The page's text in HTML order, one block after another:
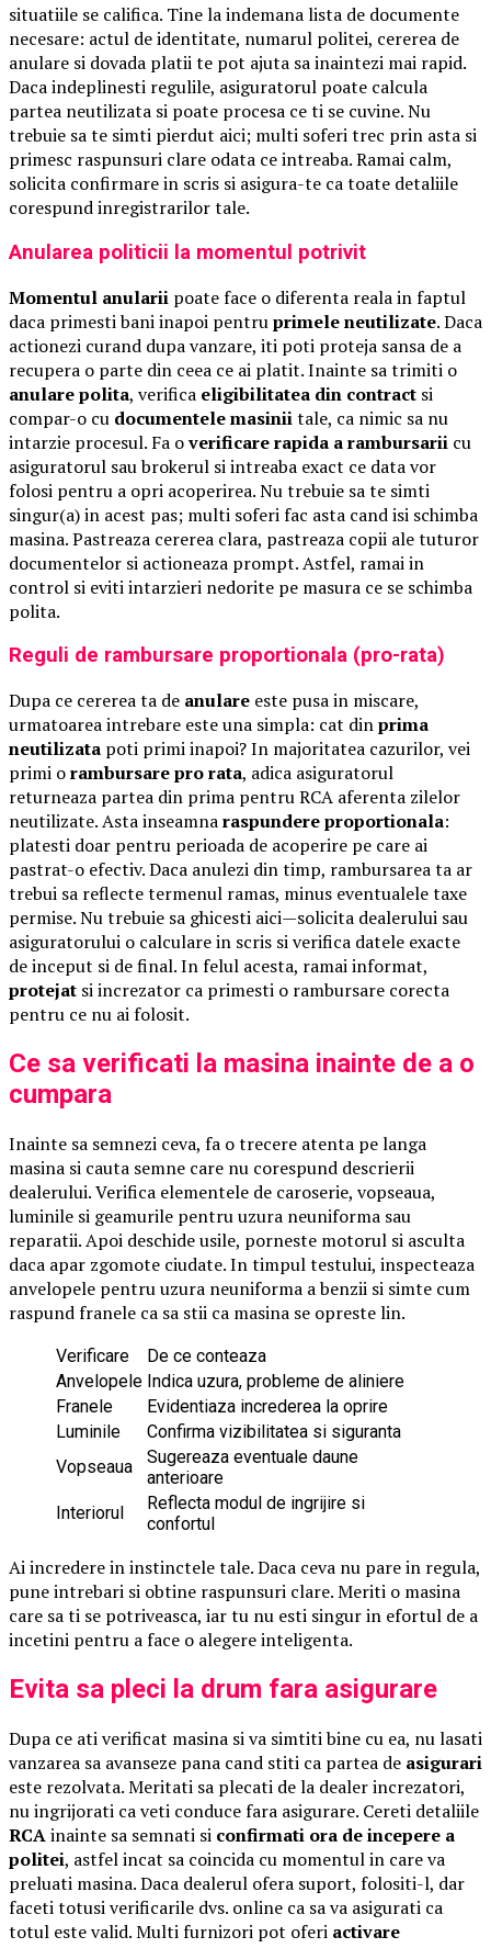
situatiile se califica. Tine la indemana lista de documente
necesare: actul de identitate, numarul politei, cererea de
anulare si dovada platii te pot ajuta sa inaintezi mai rapid.
Daca indeplinesti regulile, asiguratorul poate calcula
partea neutilizata si poate procesa ce ti se cuvine. Nu
trebuie sa te simti pierdut aici; multi soferi trec prin asta si
primesc raspunsuri clare odata ce intreaba. Ramai calm,
solicita confirmare in scris si asigura-te ca toate detaliile
corespund inregistrarilor tale.
Anularea politicii la momentul potrivit
Momentul anularii poate face o diferenta reala in faptul
daca primesti bani inapoi pentruprimele neutilizate. Daca
actionezi curand dupa vanzare, iti poti proteja sansa de a
recupera o parte din ceea ce ai platit. Inainte sa trimiti o
anulare polita, verifica eligibilitatea din contract si
compar-o cu documentele masiniitale, ca nimic sa nu
intarzie procesul. Fa overificare rapida a rambursarii cu
asiguratorul sau brokerul si intreaba exact ce data vor
folosi pentru a opri acoperirea. Nu trebuie sa te simti
singur(a) in acest pas; multi soferi fac asta cand isi schimba
masina. Pastreaza cererea clara, pastreaza copii ale tuturor
documentelor si actioneaza prompt. Astfel, ramai in
control si eviti intarzieri nedorite pe masura ce se schimba
polita.
Reguli de rambursare proportionala (pro-rata)
Dupa ce cererea ta de anulare este pusa in miscare,
urmatoarea intrebare este una simpla: cat dinprima
neutilizata poti primi inapoi? In majoritatea cazurilor, vei
primi orambursare pro rata, adica asiguratorul
returneaza partea din prima pentru RCA aferenta zilelor
neutilizate. Asta inseamnaraspundere proportionala:
platesti doar pentru perioada de acoperire pe care ai
pastrat-o efectiv. Daca anulezi din timp, rambursarea ta ar
trebui sa reflecte termenul ramas, minus eventualele taxe
permise. Nu trebuie sa ghicesti aici—solicita dealerului sau
asiguratorului o calculare in scris si verifica datele exacte
de inceput si de final. In felul acesta, ramai informat,
protejat si increzator ca primesti o rambursare corecta
pentru ce nu ai folosit.
Ce sa verificati la masina inainte de a o
cumpara
Inainte sa semnezi ceva, fa o trecere atenta pe langa
masina si cauta semne care nu corespund descrierii
dealerului. Verifica elementele de caroserie, vopseaua,
luminile si geamurile pentru uzura neuniforma sau
reparatii. Apoi deschide usile, porneste motorul si asculta
daca apar zgomote ciudate. In timpul testului, inspecteaza
anvelopele pentru uzura neuniforma a benzii si simte cum
raspund franele ca sa stii ca masina se opreste lin.
Verificare
De ce conteaza
Anvelopele Indica uzura, probleme de aliniere
Franele
Evidentiaza increderea la oprire
Luminile
Confirma vizibilitatea si siguranta
Vopseaua
Sugereaza eventuale daune
anterioare
Interiorul
Reflecta modul de ingrijire si
confortul
Ai incredere in instinctele tale. Daca ceva nu pare in regula,
pune intrebari si obtine raspunsuri clare. Meriti o masina
care sa ti se potriveasca, iar tu nu esti singur in efortul de a
incetini pentru a face o alegere inteligenta.
Evita sa pleci la drum fara asigurare
Dupa ce ati verificat masina si va simtiti bine cu ea, nu lasati
vanzarea sa avanseze pana cand stiti ca partea de asigurari
este rezolvata. Meritati sa plecati de la dealer increzatori,
nu ingrijorati ca veti conduce fara asigurare. Cereti detaliile
RCAinainte sa semnati si confirmati ora de incepere a
politei, astfel incat sa coincida cu momentul in care va
preluati masina. Daca dealerul ofera suport, folositi-l, dar
faceti totusi verificarile dvs. online ca sa va asigurati ca
totul este valid. Multi furnizori pot oferi activare